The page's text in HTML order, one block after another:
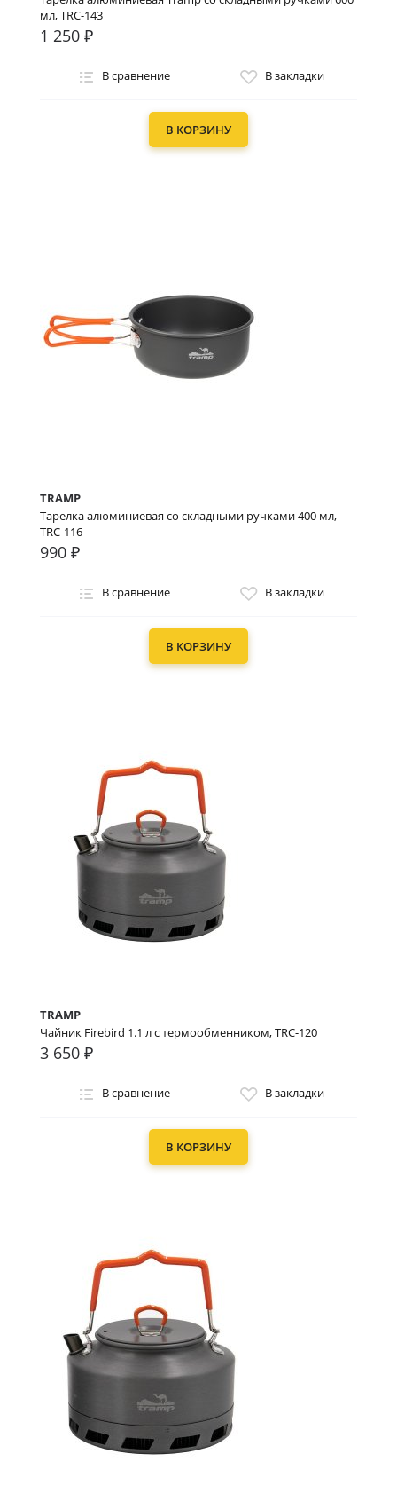
мл, TRC-143
1 250 ₽
В сравнение В закладки
В КОРЗИНУ
TRAMP
Тарелка алюминиевая со складными ручками 400 мл,
TRC-116
990 ₽
В сравнение В закладки
В КОРЗИНУ
TRAMP
Чайник Firebird 1.1 л c термообменником, TRC-120
3 650 ₽
В сравнение В закладки
В КОРЗИНУ